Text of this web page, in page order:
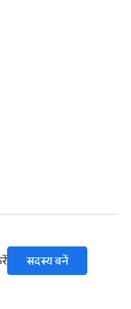
सदस्य बनें